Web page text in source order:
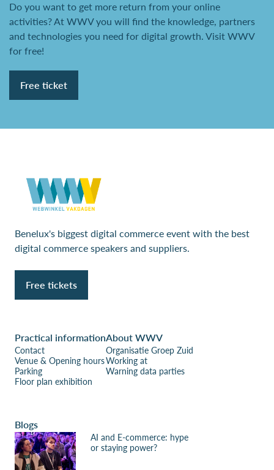
Do you want to get more return from your online
activities? At WWV you will find the knowledge, partners
and technologies you need for digital growth. Visit WWV
for free!
Free ticket
Benelux's biggest digital commerce event with the best
digital commerce speakers and suppliers.
Free tickets
Practical information
Contact
Venue & Opening hours
Parking
Floor plan exhibition
About WWV
Organisatie Groep Zuid
Working at
Warning data parties
Blogs
AI and E-commerce: hype
or staying power?